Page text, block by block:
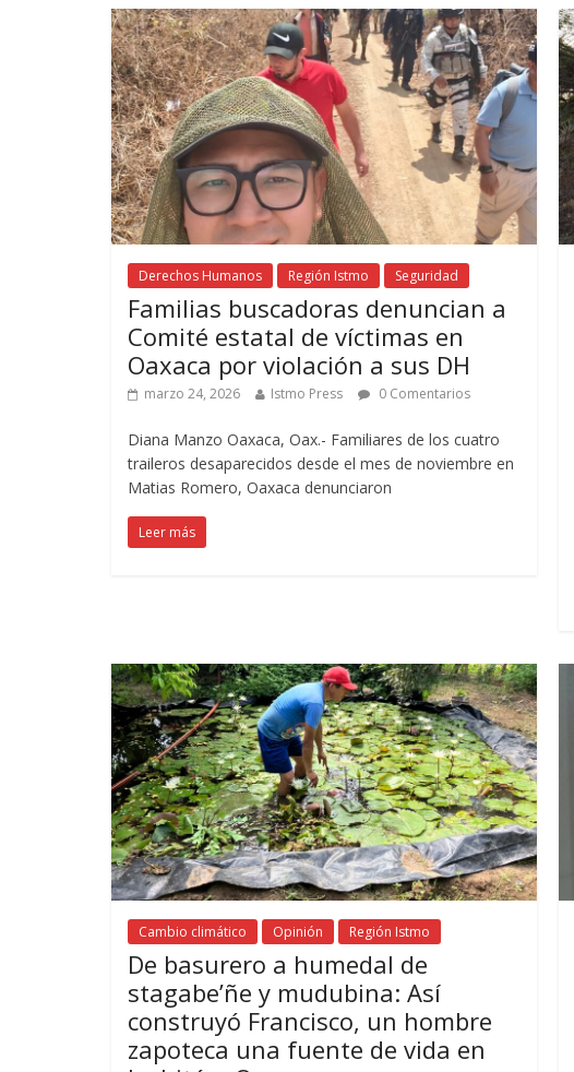
Derechos Humanos Región Istmo Seguridad
Familias buscadoras denuncian a
Comité estatal de víctimas en
Oaxaca por violación a sus DH
marzo 24, 2026 Istmo Press 0 Comentarios
Diana Manzo Oaxaca, Oax.- Familiares de los cuatro
traileros desaparecidos desde el mes de noviembre en
Matias Romero, Oaxaca denunciaron
Leer más
Cambio climático Opinión Región Istmo
De basurero a humedal de
stagabe’ñe y mudubina: Así
construyó Francisco, un hombre
zapoteca una fuente de vida en